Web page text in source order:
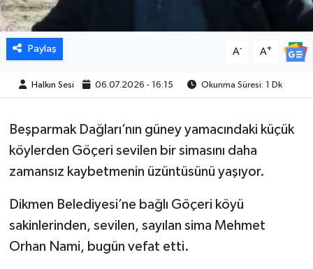
Paylaş A- A+
Halkın Sesi 06.07.2026 - 16:15 Okunma Süresi: 1 Dk
Beşparmak Dağları’nın güney yamacındaki küçük
köylerden Göçeri sevilen bir simasını daha
zamansız kaybetmenin üzüntüsünü yaşıyor.
Dikmen Belediyesi’ne bağlı Göçeri köyü
sakinlerinden, sevilen, sayılan sima Mehmet
Orhan Nami, bugün vefat etti.